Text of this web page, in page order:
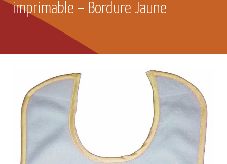
imprimable – Bordure Jaune